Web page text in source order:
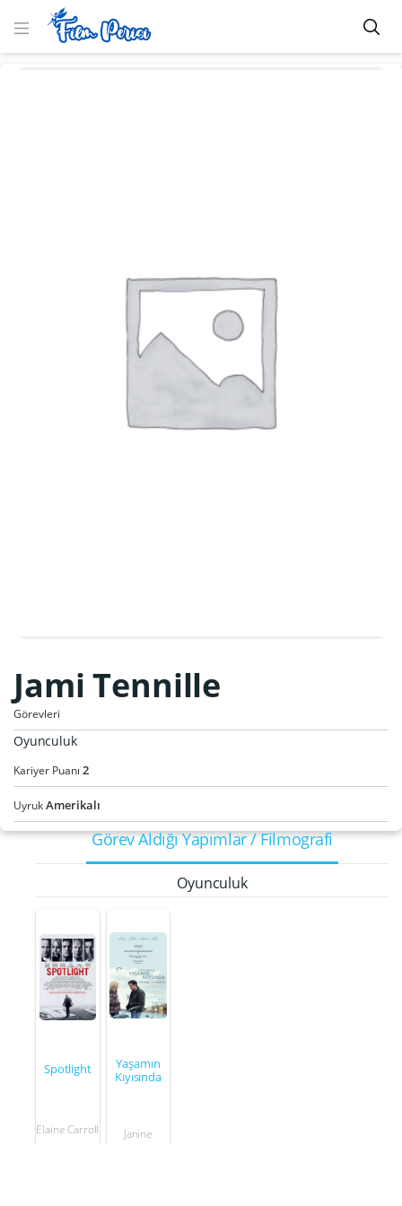
Jami Tennille
Görevleri
Oyunculuk
Kariyer Puanı 2
UyrukAmerikalı
Görev Aldığı Yapımlar / Filmografi
Oyunculuk
Spotlight
Elaine Carroll
Yaşamın
Kıyısında
Janine